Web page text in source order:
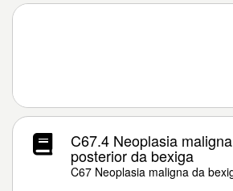
C67.4 Neoplasia
posterior da bexiga
C67 Neoplasia maligna da